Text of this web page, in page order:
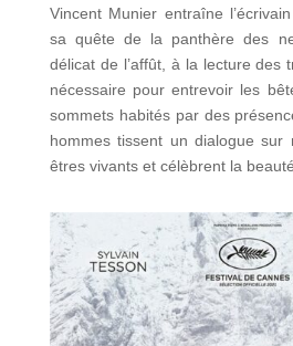
Vincent Munier entraîne
sa quête de la panthère des
délicat de l’affût, à la lecture des
nécessaire pour entrevoir les
sommets habités par des
hommes tissent un dialogue sur
êtres vivants et célèbrent la